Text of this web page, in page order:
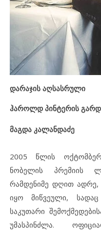
დარაჯის აღსასრული
ჰაროლდ პინტერის
მაგდა კალანდაძე
2005 წლის
ნობელის პრემიის
რამდენიმე დღით
იყო მიწვეული,
საკუთარი
უმასპინძლა.